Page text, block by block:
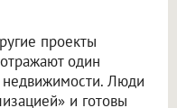
проекты
один
Люди
и готовы